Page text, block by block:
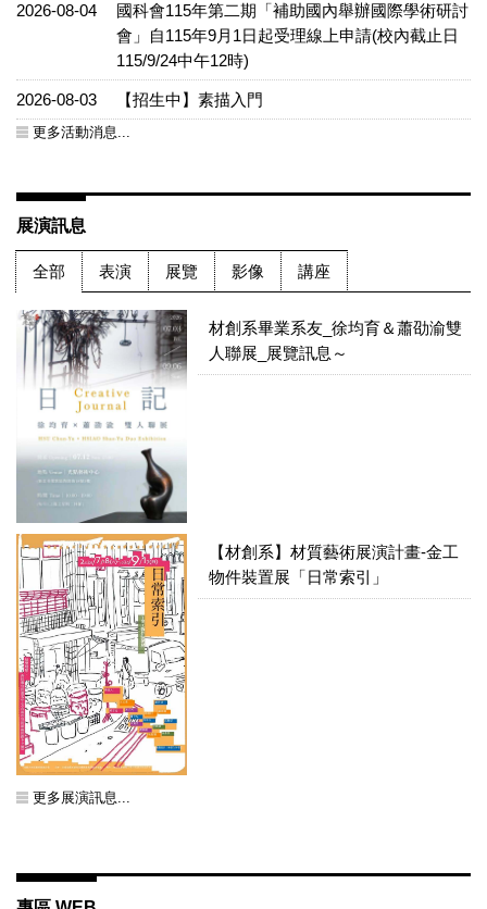
2026-08-04
國科會115年第二期「補助國內舉辦國際學術研討
會」自115年9月1日起受理線上申請(校內截止日
115/9/24中午12時)
2026-08-03 【招生中】素描入門
更多活動消息...
展演訊息
全部 表演 展覽 影像 講座
材創系畢業系友_徐均育＆蕭劭渝雙
人聯展_展覽訊息～
【材創系】材質藝術展演計畫-金工
物件裝置展「日常索引」
更多展演訊息...